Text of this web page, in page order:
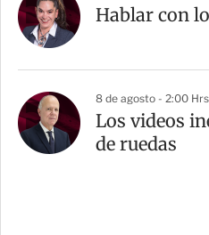
Hablar con
8 de agosto - 2:00 Hrs
Los videos
de ruedas